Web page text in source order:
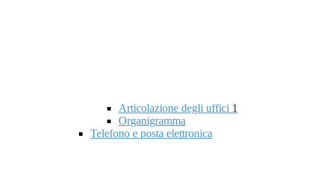
Articolazione degli uffici 1
Organigramma
Telefono e posta elettronica